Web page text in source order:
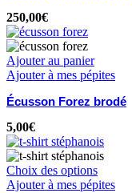
250,00€
Ajouter au panier
Ajouter à mes pépites
Écusson Forez brodé
5,00€
Choix des options
Ajouter à mes pépites